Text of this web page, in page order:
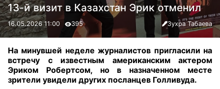
13-й визит в Казахстан Эрик отменил
16.05.2026 11:00 395 Зухра Табаева
На минувшей неделе журналистов пригласили на
встречу с известным американским актером
Эриком Робертсом, но в назначенном месте
зрители увидели других посланцев Голливуда.